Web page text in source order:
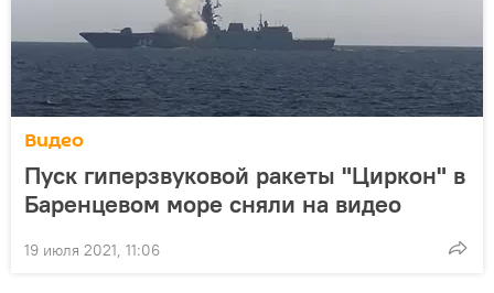
Видео
Пуск гиперзвуковой ракеты "Циркон" в
Баренцевом море сняли на видео
19 июля 2021, 11:06